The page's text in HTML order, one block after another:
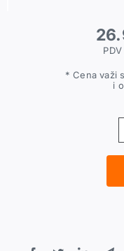
* Cena važi
i